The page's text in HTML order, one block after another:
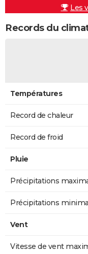
Les
Records du
Températures
Record de chaleur
Record de froid
Pluie
Précipitations
Précipitations
Vent
Vitesse de vent